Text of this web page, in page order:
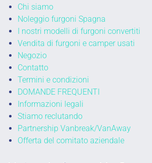
Chi siamo
Noleggio furgoni Spagna
I nostri modelli di furgoni convertiti
Vendita di furgoni e camper usati
Negozio
Contatto
Termini e condizioni
DOMANDE FREQUENTI
Informazioni legali
Stiamo reclutando
Partnership Vanbreak/VanAway
Offerta del comitato aziendale